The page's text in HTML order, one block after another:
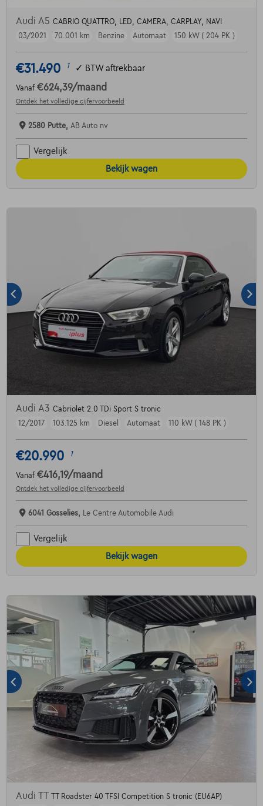
Audi A5 CABRIO QUATTRO, LED, CAMERA, CARPLAY, NAVI
03/2021
70.001 km Benzine Automaat 150 kW ( 204 PK )
€31.490 1 ✓ BTW aftrekbaar
Vanaf €624,39/maand
Ontdek het volledige cijfervoorbeeld
2580 Putte, AB Auto nv
Vergelijk
Bekijk wagen
Audi A3 Cabriolet 2.0 TDi Sport S tronic
12/2017
103.125 km Diesel Automaat 110 kW ( 148 PK )
€20.990 1
Vanaf €416,19/maand
Ontdek het volledige cijfervoorbeeld
6041 Gosselies, Le Centre Automobile Audi
Vergelijk
Bekijk wagen
Audi TT
TT Roadster 40 TFSI Competition S tronic (EU6AP)